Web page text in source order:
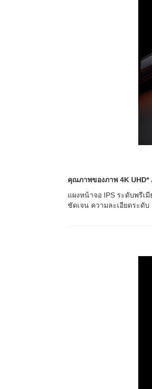
คุณภาพของภาพ 4K UHD*
แผงหน้าจอ IPS ระดับพรีเ
ชัดเจน ความละเอียดระดั